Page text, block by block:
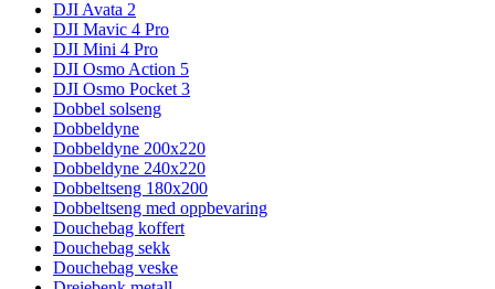
DJI Avata 2
DJI Mavic 4 Pro
DJI Mini 4 Pro
DJI Osmo Action 5
DJI Osmo Pocket 3
Dobbel solseng
Dobbeldyne
Dobbeldyne 200x220
Dobbeldyne 240x220
Dobbeltseng 180x200
Dobbeltseng med oppbevaring
Douchebag koffert
Douchebag sekk
Douchebag veske